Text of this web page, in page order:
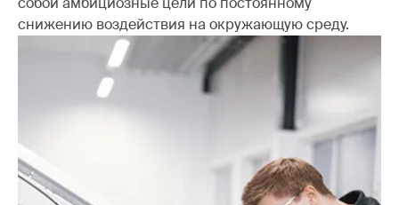
снижению воздействия на окружающую среду.